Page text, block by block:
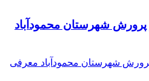
شهرستان محمودآباد